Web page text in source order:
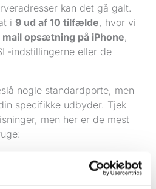
kan det gå galt.
i9 ud af 10 tilfælde, hvor vi
mail opsætning på iPhone,
indstillingerne eller de
nogle standardporte, men
specifikke udbyder. Tjek
men her er de mest
SSL
slået til.
og sikrer din mail.